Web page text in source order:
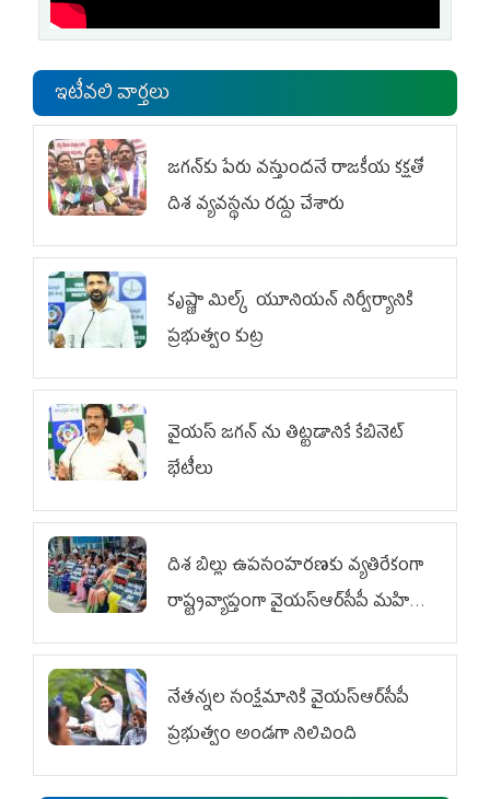
ఇటీవలి వార్తలు
జగన్‌కు పేరు వస్తుందనే రాజకీయ కక్షతో
దిశ వ్య‌వ‌స్థ‌ను రద్దు చేశారు
కృష్ణా మిల్క్‌ యూనియన్‌ నిర్వీర్యానికి
ప్రభుత్వం కుట్ర
వైయ‌స్ జగన్‌ ను తిట్టడానికే కేబినెట్‌
భేటీలు
దిశ బిల్లు ఉపసంహరణకు వ్యతిరేకంగా
రాష్ట్రవ్యాప్తంగా వైయ‌స్ఆర్‌సీపీ మహిళా
విభాగం ఆందోళనలు
నేతన్నల సంక్షేమానికి వైయ‌స్ఆర్‌సీపీ
ప్రభుత్వం అండగా నిలిచింది